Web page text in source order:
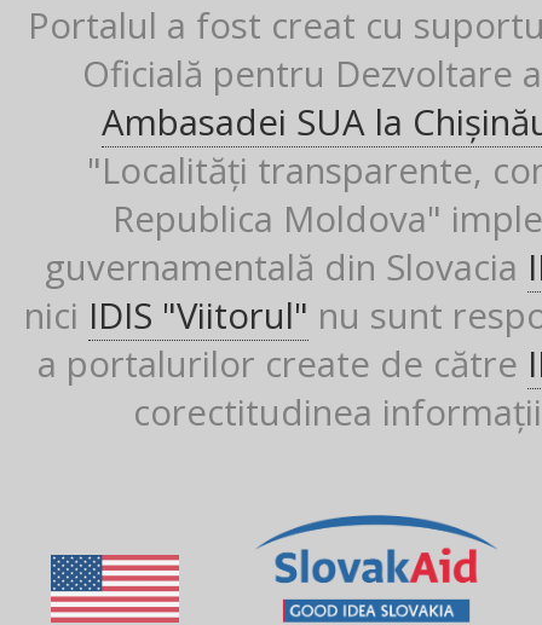
Portalul a fost creat cu
Oficială pentru Dezvoltare
Ambasadei SUA la
"Localități transparente,
Republica Moldova"
guvernamentală din Slovacia
nici IDIS "Viitorul" nu sunt
a portalurilor create de către
corectitudinea